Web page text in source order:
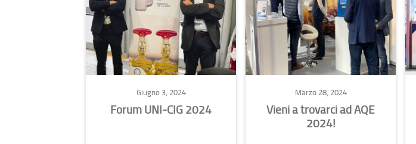
Giugno 3, 2024
Forum UNI-CIG 2024
Marzo 28, 2024
Vieni a trovarci ad AQE
2024!